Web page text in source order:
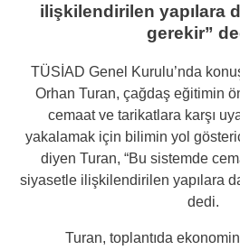
ilişkilendirilen yapılara
gerekir”
TÜSİAD Genel Kurulu’nda
Orhan Turan, çağdaş eğitimin
cemaat ve tarikatlara karşı
yakalamak için bilimin yol
diyen Turan, “Bu sistemde
siyasetle ilişkilendirilen yapılara
dedi.
Turan, toplantıda